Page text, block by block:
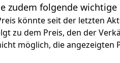
zudem folgende wichtige
könnte seit der letzten
zu dem Preis, den der
möglich, die angezeigten